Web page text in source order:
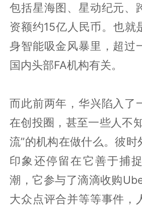
包括星海图、星动纪元、
资额约15亿人民币。也就
身智能吸金风暴里，超过
国内头部FA机构有关。
而此前两年，华兴陷入了
在创投圈，甚至一些人不
流”的机构在做什么。彼时
印象还停留在它善于捕
潮，它参与了滴滴收购
大众点评合并等等事件，